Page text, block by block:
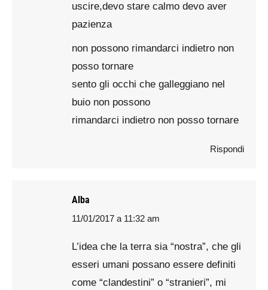
uscire,devo stare calmo devo aver
pazienza
non possono rimandarci indietro non
posso tornare
sento gli occhi che galleggiano nel
buio non possono
rimandarci indietro non posso tornare
Rispondi
Alba
says:
11/01/2017 a 11:32 am
L’idea che la terra sia “nostra”, che gli
esseri umani possano essere definiti
come “clandestini” o “stranieri”, mi